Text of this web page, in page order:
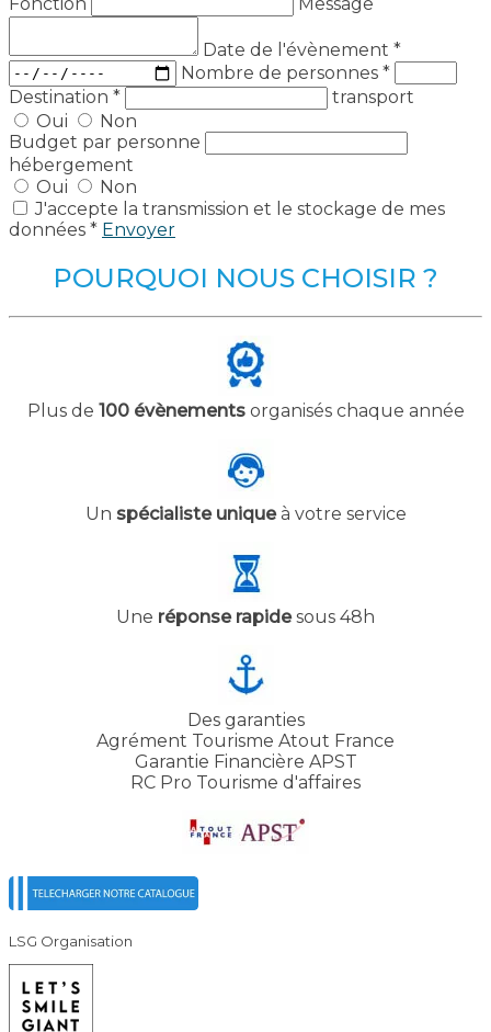
Date de l'évènement *
Nombre de personnes *
Destination *
transport
Oui
Non
Budget par personne
hébergement
Oui
Non
J'accepte la transmission et le stockage de mes
données * Envoyer
POURQUOI NOUS CHOISIR ?
Plus de 100 évènementsorganisés chaque année
Un spécialiste uniqueà votre service
Une réponse rapidesous 48h
Des garanties
Agrément Tourisme Atout France
Garantie Financière APST
RC Pro Tourisme d'affaires
LSG Organisation